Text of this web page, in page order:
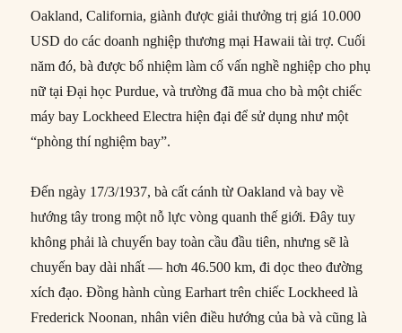
Oakland, California, giành được giải thưởng trị giá 10.000
USD do các doanh nghiệp thương mại Hawaii tài trợ. Cuối
năm đó, bà được bổ nhiệm làm cố vấn nghề nghiệp cho phụ
nữ tại Đại học Purdue, và trường đã mua cho bà một chiếc
máy bay Lockheed Electra hiện đại để sử dụng như một
“phòng thí nghiệm bay”.
Đến ngày 17/3/1937, bà cất cánh từ Oakland và bay về
hướng tây trong một nỗ lực vòng quanh thế giới. Đây tuy
không phải là chuyến bay toàn cầu đầu tiên, nhưng sẽ là
chuyến bay dài nhất — hơn 46.500 km, đi dọc theo đường
xích đạo. Đồng hành cùng Earhart trên chiếc Lockheed là
Frederick Noonan, nhân viên điều hướng của bà và cũng là